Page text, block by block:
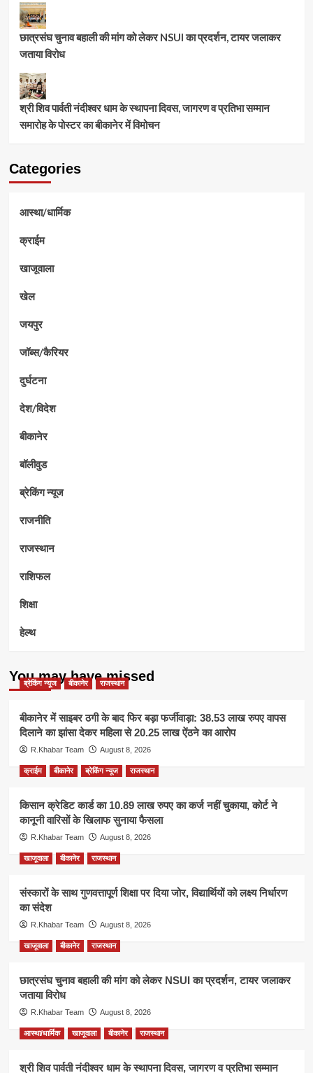
छात्रसंघ चुनाव बहाली की मांग को लेकर NSUI का प्रदर्शन, टायर जलाकर
जताया विरोध
श्री शिव पार्वती नंदीश्वर धाम के स्थापना दिवस, जागरण व प्रतिभा सम्मान
समारोह के पोस्टर का बीकानेर में विमोचन
Categories
आस्था/धार्मिक
क्राईम
खाजूवाला
खेल
जयपुर
जॉब्स/कैरियर
दुर्घटना
देश/विदेश
बीकानेर
बॉलीवुड
ब्रेकिंग न्यूज
राजनीति
राजस्थान
राशिफल
शिक्षा
हेल्थ
You may have missed
ब्रेकिंग न्यूज बीकानेर राजस्थान
बीकानेर में साइबर ठगी के बाद फिर बड़ा फर्जीवाड़ा: 38.53 लाख रुपए वापस
दिलाने का झांसा देकर महिला से 20.25 लाख ऐंठने का आरोप
R.Khabar Team August 8, 2026
क्राईम बीकानेर ब्रेकिंग न्यूज राजस्थान
किसान क्रेडिट कार्ड का 10.89 लाख रुपए का कर्ज नहीं चुकाया, कोर्ट ने
कानूनी वारिसों के खिलाफ सुनाया फैसला
R.Khabar Team August 8, 2026
खाजूवाला बीकानेर राजस्थान
संस्कारों के साथ गुणवत्तापूर्ण शिक्षा पर दिया जोर, विद्यार्थियों को लक्ष्य निर्धारण
का संदेश
R.Khabar Team August 8, 2026
खाजूवाला बीकानेर राजस्थान
छात्रसंघ चुनाव बहाली की मांग को लेकर NSUI का प्रदर्शन, टायर जलाकर
जताया विरोध
R.Khabar Team August 8, 2026
आस्था/धार्मिक खाजूवाला बीकानेर राजस्थान
श्री शिव पार्वती नंदीश्वर धाम के स्थापना दिवस, जागरण व प्रतिभा सम्मान